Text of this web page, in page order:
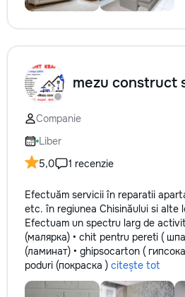
mezu construct
Companie
Liber
5,0
1 recenzie
Efectuăm servicii în reparatii
etc. în regiunea Chisinăului si alte
Efectuam un spectru larg de
(малярка) • chit pentru pereti (
(ламинат) • ghipsocarton (
poduri (покраска ) citește tot